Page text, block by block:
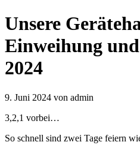
Unsere
Einweihung
2024
9. Juni 2024 von admin
3,2,1 vorbei…
So schnell sind zwei Tage feiern